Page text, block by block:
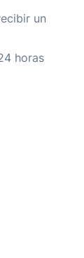
un
horas